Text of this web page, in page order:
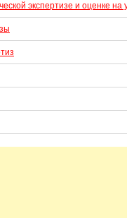
экспертизе и оценке